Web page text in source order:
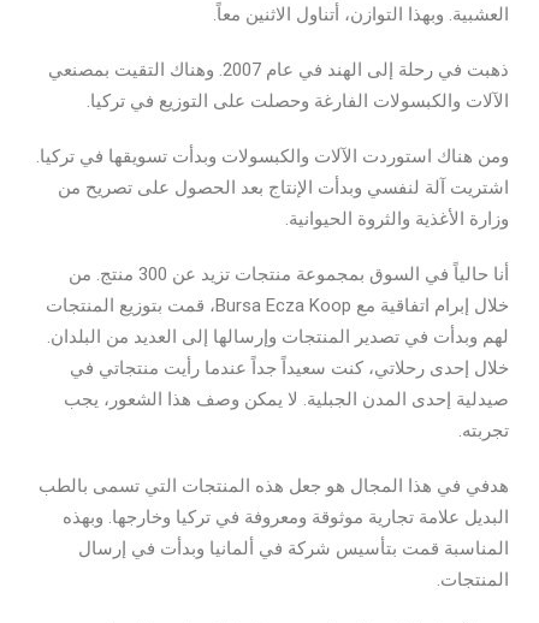
العشبية. وبهذا التوازن، أتناول الاثنين معاً.
ذهبت في رحلة إلى الهند في عام 2007. وهناك التقيت بمصنعي
الآلات والكبسولات الفارغة وحصلت على التوزيع في تركيا.
ومن هناك استوردت الآلات والكبسولات وبدأت تسويقها في تركيا.
اشتريت آلة لنفسي وبدأت الإنتاج بعد الحصول على تصريح من
وزارة الأغذية والثروة الحيوانية.
أنا حالياً في السوق بمجموعة منتجات تزيد عن 300 منتج. من
خلال إبرام اتفاقية مع Bursa Ecza Koop، قمت بتوزيع المنتجات
لهم وبدأت في تصدير المنتجات وإرسالها إلى العديد من البلدان.
خلال إحدى رحلاتي، كنت سعيداً جداً عندما رأيت منتجاتي في
صيدلية إحدى المدن الجبلية. لا يمكن وصف هذا الشعور، يجب
تجربته.
هدفي في هذا المجال هو جعل هذه المنتجات التي تسمى بالطب
البديل علامة تجارية موثوقة ومعروفة في تركيا وخارجها. وبهذه
المناسبة قمت بتأسيس شركة في ألمانيا وبدأت في إرسال
المنتجات.